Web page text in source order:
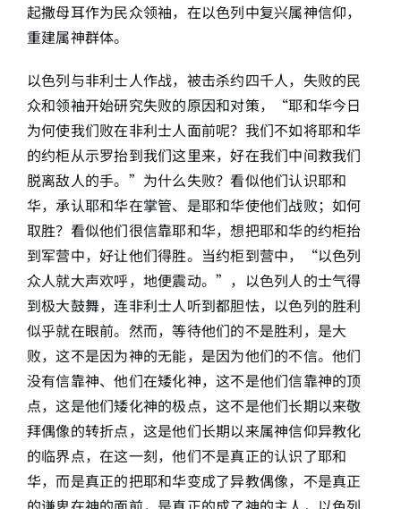
起撒母耳作为民众领袖，在以色列中复兴属神信仰，
重建属神群体。
以色列与非利士人作战，被击杀约四千人，失败的民
众和领袖开始研究失败的原因和对策，“耶和华今日
为何使我们败在非利士人面前呢？我们不如将耶和华
的约柜从示罗抬到我们这里来，好在我们中间救我们
脱离敌人的手。”为什么失败？看似他们认识耶和
华，承认耶和华在掌管、是耶和华使他们战败；如何
取胜？看似他们很信靠耶和华，想把耶和华的约柜抬
到军营中，好让他们得胜。当约柜到营中，“以色列
众人就大声欢呼，地便震动。”，以色列人的士气得
到极大鼓舞，连非利士人听到都胆怯，以色列的胜利
似乎就在眼前。然而，等待他们的不是胜利，是大
败，这不是因为神的无能，是因为他们的不信。他们
没有信靠神、他们在矮化神，这不是他们信靠神的顶
点，这是他们矮化神的极点，这不是他们长期以来敬
拜偶像的转折点，这是他们长期以来属神信仰异教化
的临界点，在这一刻，他们不是真正的认识了耶和
华，而是真正的把耶和华变成了异教偶像，不是真正